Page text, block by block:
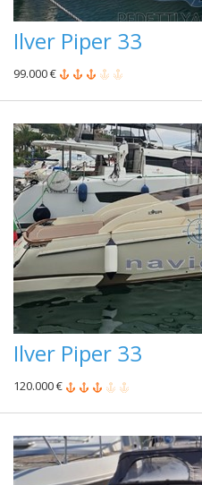
Ilver Piper 33
99.000 €
Ilver Piper 33
120.000 €